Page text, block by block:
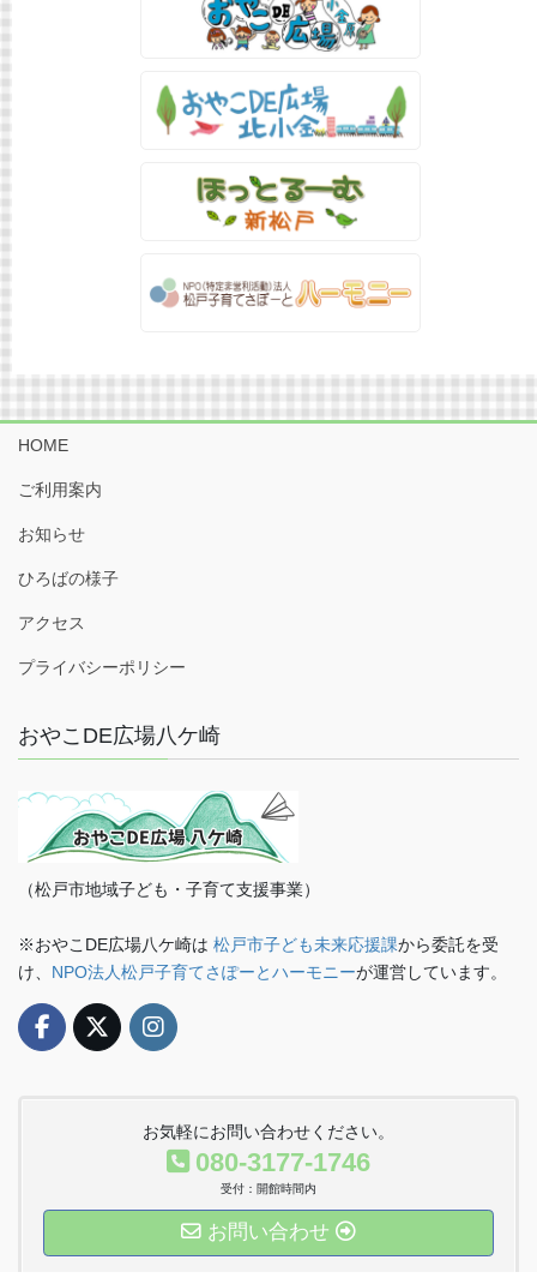
HOME
ご利用案内
お知らせ
ひろばの様子
アクセス
プライバシーポリシー
おやこDE広場八ケ崎
（松戸市地域子ども・子育て支援事業）
※おやこDE広場八ケ崎は 松戸市子ども未来応援課から委託を受
け、 NPO法人松戸子育てさぽーとハーモニーが運営しています。
お気軽にお問い合わせください。
080-3177-1746
受付：開館時間内
お問い合わせ